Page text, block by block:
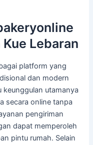
Lebaran
platform yang
dan modern
keunggulan utamanya
secara online tanpa
pengiriman
dapat memperoleh
pintu rumah. Selain